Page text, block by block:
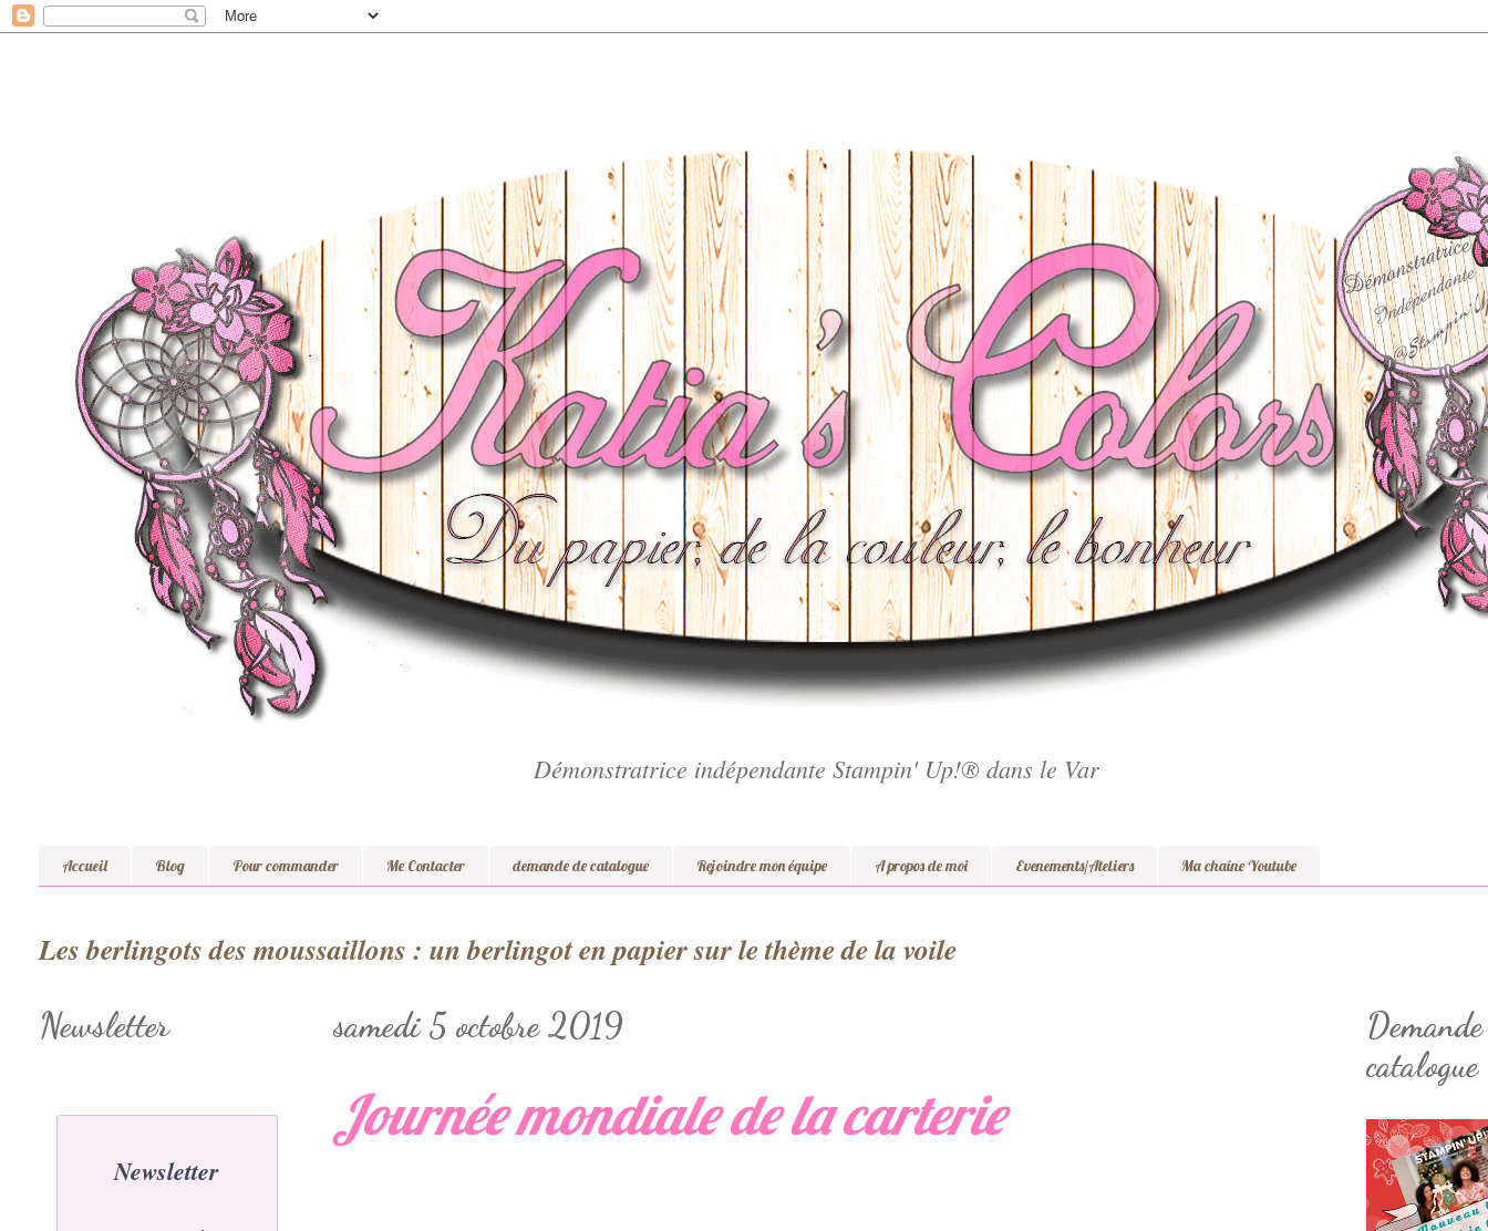
Démonstratrice indépendante Stampin' Up!® dans le Var
Accueil Blog Pour commander Me Contacter demande de catalogue Rejoindre mon équipe A propos de moi Evenements/Ateliers Ma chaîne Youtube
Les berlingots des moussaillons : un berlingot en papier sur le thème de la voile
samedi 5 octobre 2019
Journée mondiale de la carterie
Newsletter
Newsletter
catalogue